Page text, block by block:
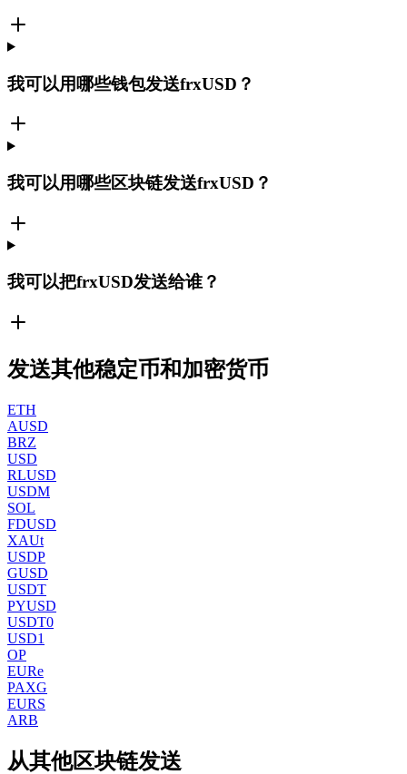
我可以用哪些钱包发送frxUSD？
我可以用哪些区块链发送frxUSD？
我可以把frxUSD发送给谁？
发送其他稳定币和加密货币
ETH
AUSD
BRZ
USD
RLUSD
USDM
SOL
FDUSD
XAUt
USDP
GUSD
USDT
PYUSD
USDT0
USD1
OP
EURe
PAXG
EURS
ARB
从其他区块链发送